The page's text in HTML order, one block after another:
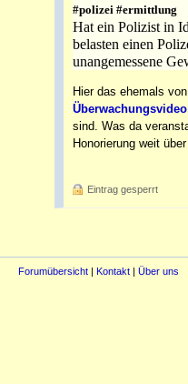
#polizei #ermittlung
Hat ein Polizist in
belasten einen
unangemessene
Hier das ehemals
Überwachungsvideo
sind. Was da
Honorierung weit
Eintrag gesperrt
Forumübersicht | Kontakt | Über uns